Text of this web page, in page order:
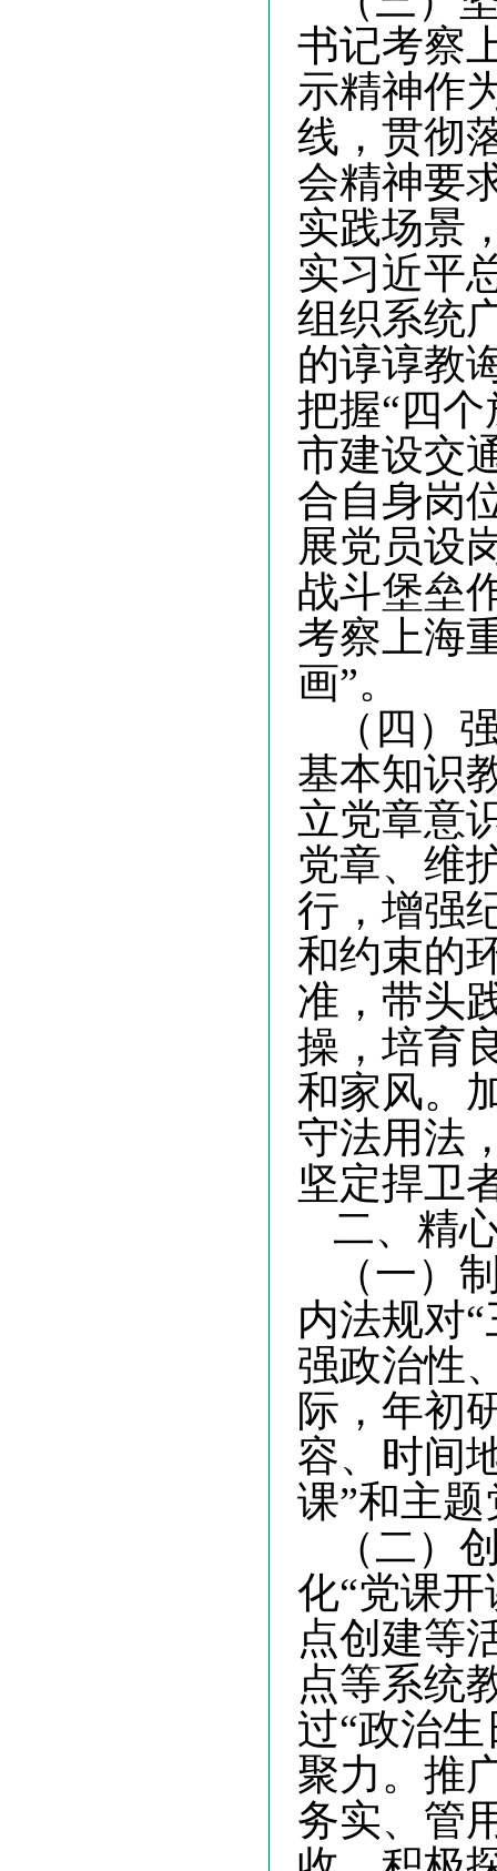
书记考察
示精神作
线，贯彻
会精神要
实践场景
实习近平
组织系统
的谆谆教
把握“四
市建设交
合自身岗
展党员设
战斗堡垒
考察上海
画”。
（四）
基本知识
立党章意
党章、维
行，增强
和约束的
准，带头
操，培育
和家风。
守法用法
坚定捍卫
二、精
（一）
内法规对
强政治性
际，年初
容、时间
课”和主
（二）
化“党课
点创建等
点等系统
过“政治
聚力。推
务实、管